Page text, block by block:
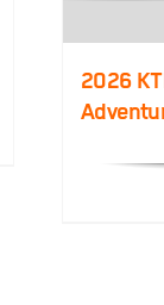
2026